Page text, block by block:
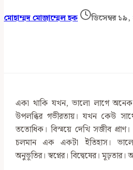
মোহাম্মদ মোজাম্মেল হক ডিসেম্বর
একা থাকি যখন, ভালো লাগে
উপলব্ধির গভীরতায়। যখন কেউ
ততোধিক। বিস্ময়ে দেখি সজীব
চলমান এক একটা ইতিহাস।
অনুভূতির। স্বপ্নের। বিদ্বেষের। মূঢ়তার।